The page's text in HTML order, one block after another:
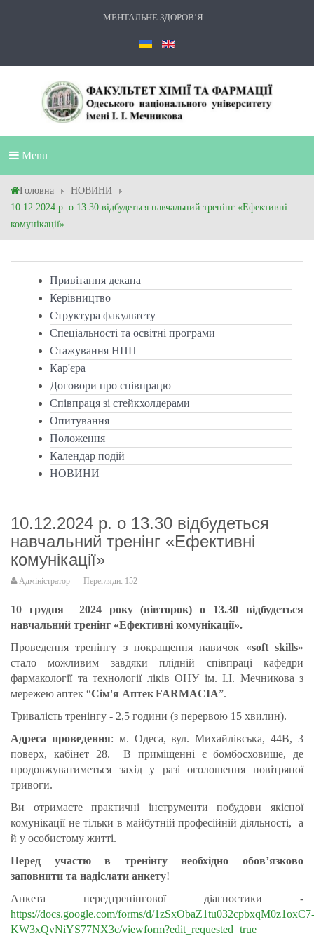
МЕНТАЛЬНЕ ЗДОРОВ’Я
Menu
Головна
НОВИНИ
10.12.2024 р. о 13.30 відбудеться навчальний тренінг «Ефективні
комунікації»
Привітання декана
Керівництво
Структура факультету
Спеціальності та освітні програми
Стажування НПП
Кар'єра
Договори про співпрацю
Співпраця зі стейкхолдерами
Опитування
Положення
Календар подій
НОВИНИ
10.12.2024 р. о 13.30 відбудеться
навчальний тренінг «Ефективні
комунікації»
Адміністратор Перегляди: 152
10 грудня 2024 року (вівторок) о 13.30 відбудеться
навчальний тренінг «Ефективні комунікації».
Проведення тренінгу з покращення навичок «soft skills»
стало можливим завдяки плідній співпраці кафедри
фармакології та технології ліків ОНУ ім. І.І. Мечникова з
мережею аптек “Сім'я Аптек FARMACIA”.
Тривалість тренінгу - 2,5 години (з перервою 15 хвилин).
Адреса проведення: м. Одеса, вул. Михайлівська, 44В, 3
поверх, кабінет 28. В приміщенні є бомбосховище, де
продовжуватиметься захід у разі оголошення повітряної
тривоги.
Ви отримаєте практичні інструменти побудови якісної
комунікації не тільки в майбутній професійній діяльності, а
й у особистому житті.
Перед участю в тренінгу необхідно обов’язково
заповнити та надіслати анкету!
Анкета передтренінгової діагностики -
https://docs.google.com/forms/d/1zSxObaZ1tu032cpbxqM0z1oxC7-
KW3xQvNiYS77NX3c/viewform?edit_requested=true